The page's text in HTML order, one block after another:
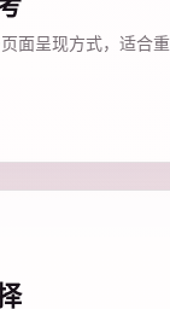
面呈现方式，适合重